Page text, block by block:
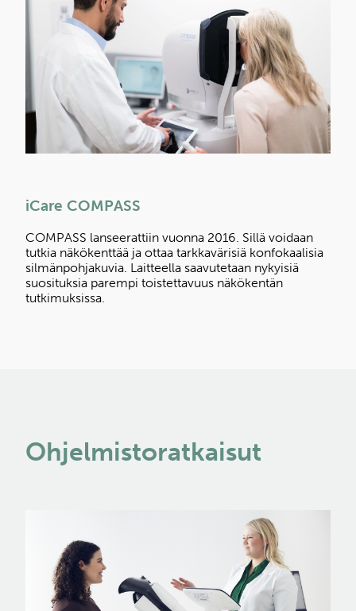
iCare COMPASS
COMPASS lanseerattiin vuonna 2016. Sillä voidaan
tutkia näkökenttää ja ottaa tarkkavärisiä konfokaalisia
silmänpohjakuvia. Laitteella saavutetaan nykyisiä
suosituksia parempi toistettavuus näkökentän
tutkimuksissa.
Ohjelmistoratkaisut